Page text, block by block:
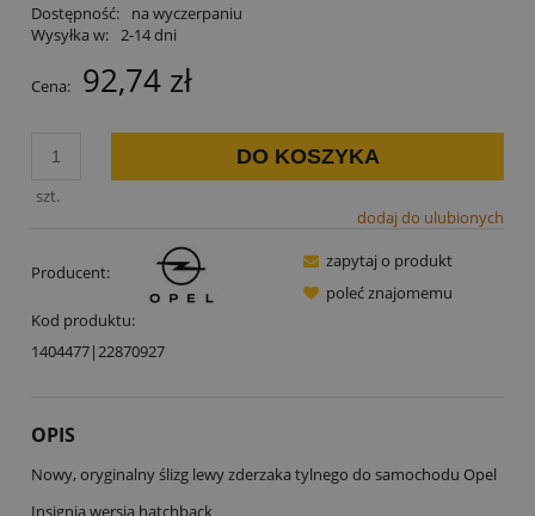
Dostępność:
na wyczerpaniu
Wysyłka w: 2-14 dni
Cena: 92,74 zł
szt.
DO KOSZYKA
dodaj do ulubionych
Producent:
Kod produktu:
1404477|22870927
zapytaj o produkt
poleć znajomemu
OPIS
Nowy, oryginalny ślizg lewy zderzaka tylnego do samochodu Opel
Insignia wersja hatchback